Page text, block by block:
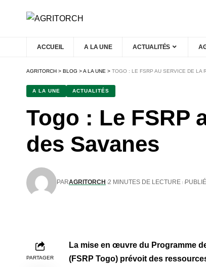
ACCUEIL A LA UNE ACTUALITÉS
AGRITORCH > BLOG >A LA UNE > TOGO : LE FSRP AU SERVICE DE LA
A LA UNE ACTUALITÉS
Togo : Le FSRP
des Savanes
PARAGRITORCH 2 MINUTES DE LECTURE
PARTAGER
La mise en œuvre du Programme
(FSRP Togo) prévoit des